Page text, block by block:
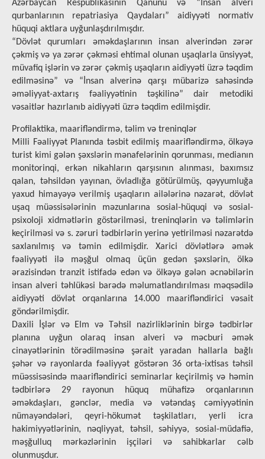
Azərbaycan Respublikasının Qanunu və “İnsan alveri
qurbanlarının repatriasiya Qaydaları” aidiyyəti normativ
hüquqi aktlara uyğunlaşdırılmışdır.
“Dövlət qurumları əməkdaşlarının insan alverindən zərər
çəkmiş və ya zərər çəkməsi ehtimal olunan uşaqlarla ünsiyyət,
müvafiq işlərin və zərər çəkmiş uşaqların aidiyyəti üzrə təqdim
edilməsinə” və “İnsan alverinə qarşı mübarizə sahəsində
əməliyyat-axtarış fəaliyyətinin təşkilinə” dair metodiki
vəsaitlər hazırlanıb aidiyyəti üzrə təqdim edilmişdir.
Profilaktika, maarifləndirmə, təlim və treninqlər
Milli Fəaliyyət Planında təsbit edilmiş maarifləndirmə, ölkəyə
turist kimi gələn şəxslərin mənafelərinin qorunması, medianın
monitorinqi, erkən nikahların qarşısının alınması, baxımsız
qalan, təhsildən yayınan, övladlığa götürülmüş, qəyyumluğa
yaxud himayəyə verilmiş uşaqların ailələrinə nəzarət, dövlət
uşaq müəssisələrinin məzunlarına sosial-hüquqi və sosial-
psixoloji xidmətlərin göstərilməsi, treninqlərin və təlimlərin
keçirilməsi və s. zəruri tədbirlərin yerinə yetirilməsi nəzarətdə
saxlanılmış və təmin edilmişdir. Xarici dövlətlərə əmək
fəaliyyəti ilə məşğul olmaq üçün gedən şəxslərin, ölkə
ərazisindən tranzit istifadə edən və ölkəyə gələn əcnəbilərin
insan alveri təhlükəsi barədə məlumatlandırılması məqsədilə
aidiyyəti dövlət orqanlarına 14.000 maarifləndirici vəsait
göndərilmişdir.
Dахili İşlər və Elm və Təhsil nаzirliklərinin birgə tədbirlər
planına uyğun olaraq insan alveri və məcburi əmək
cinayətlərinin törədilməsinə şərait yaradan hallarla bağlı
şəhər və rayonlarda fəаliyyət göstərən 36 orta-ixtisas təhsil
müəssisəsində mааrifləndirici sеminаrlаr kеçirilmiş və həmin
tədbirlərə 29 rayonun hüquq mühafizə orqanlarının
əməkdaşları, gənclər, media və vətəndaş cəmiyyətinin
nümayəndələri, qеyri-hökumət təşkilаtlаrı, yerli icra
hakimiyyətlərinin, nəqliyyat, təhsil, səhiyyə, sosial-müdafiə,
məşğulluq mərkəzlərinin işçiləri və sahibkarlar cəlb
olunmuşdur.